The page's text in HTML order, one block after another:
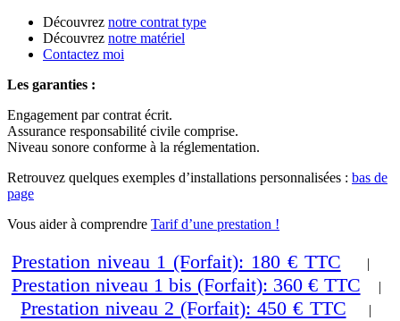
Découvrez notre contrat type
Découvrez notre matériel
Contactez moi
Les garanties :
Engagement par contrat écrit.
Assurance responsabilité civile comprise.
Niveau sonore conforme à la réglementation.
Retrouvez quelques exemples d’installations personnalisées : bas de
page
Vous aider à comprendre Tarif d’une prestation !
Prestation niveau 1 (Forfait): 180 € TTC
Prestation niveau 1 bis (Forfait): 360 € TTC
Prestation niveau 2 (Forfait): 450 € TTC